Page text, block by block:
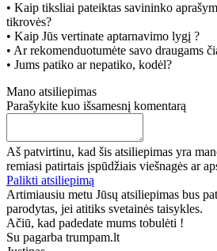
• Kaip tiksliai pateiktas savininko
tikrovės?
• Kaip Jūs vertinate aptarnavimo lygį ?
• Ar rekomenduotumėte savo draugams
• Jums patiko ar nepatiko, kodėl?
Mano atsiliepimas
Parašykite kuo išsamesnį komentarą
Aš patvirtinu, kad šis atsiliepimas yra
remiasi patirtais įspūdžiais viešnagės ar
Palikti atsiliepimą
Artimiausiu metu Jūsų atsiliepimas bus
parodytas, jei atitiks svetainės taisykles.
Ačiū, kad padedate mums tobulėti !
Su pagarba trumpam.lt